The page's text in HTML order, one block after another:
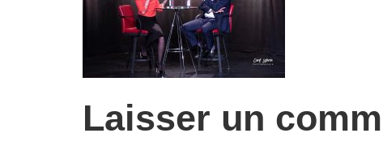
Laisser un